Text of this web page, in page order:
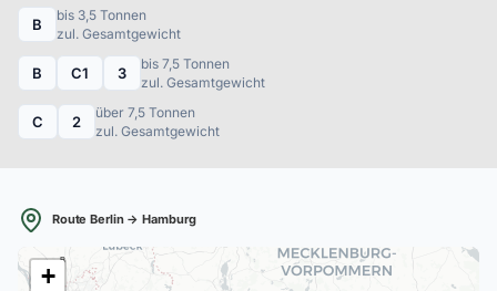
B
bis 3,5 Tonnen
zul. Gesamtgewicht
B C1 3
bis 7,5 Tonnen
zul. Gesamtgewicht
C 2
über 7,5 Tonnen
zul. Gesamtgewicht
Route Berlin → Hamburg
B
+